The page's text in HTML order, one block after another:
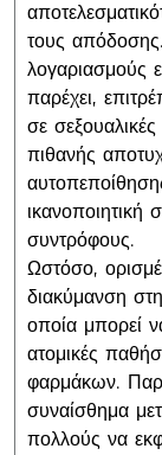
τους
λογαριασμούς
παρέχει,
σε
πιθανής
ικανοποιητική
συντρόφους.
Ωστόσο,
διακύμανση
οποία μπορεί
ατομικές
φαρμάκων.
συναίσθημα
πολλούς να